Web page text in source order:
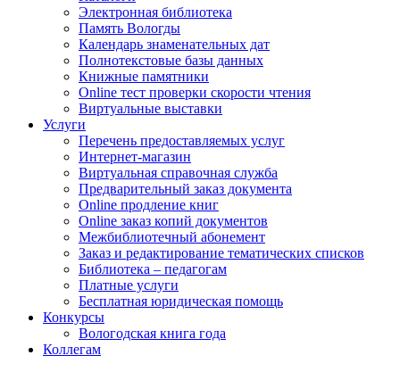
Электронная библиотека
Память Вологды
Календарь знаменательных дат
Полнотекстовые базы данных
Книжные памятники
Online тест проверки скорости чтения
Виртуальные выставки
Услуги
Перечень предоставляемых услуг
Интернет-магазин
Виртуальная справочная служба
Предварительный заказ документа
Online продление книг
Online заказ копий документов
Межбиблиотечный абонемент
Заказ и редактирование тематических списков
Библиотека – педагогам
Платные услуги
Бесплатная юридическая помощь
Конкурсы
Вологодская книга года
Коллегам